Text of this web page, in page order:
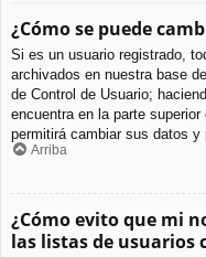
¿Cómo se puede
Si es un usuario registrado,
archivados en nuestra base
de Control de Usuario;
encuentra en la parte
permitirá cambiar sus datos y
Arriba
¿Cómo evito que mi
las listas de usuarios